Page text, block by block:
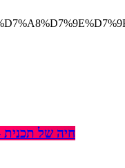
חיה של תכנית